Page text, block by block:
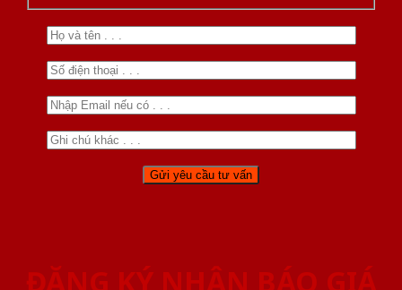
ĐĂNG KÝ NHẬN BÁO GIÁ